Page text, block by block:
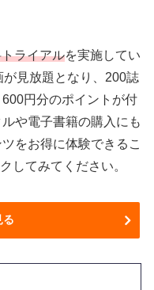
ライアルを実施してい
見放題となり、200誌
円分のポイントが付
や電子書籍の購入にも
をお得に体験できるこ
してみてください。
る